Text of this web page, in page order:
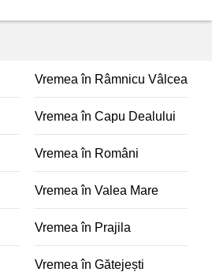
Vremea în Râmnicu Vâlcea
Vremea în Capu Dealului
Vremea în Români
Vremea în Valea Mare
Vremea în Prajila
Vremea în Gătejești